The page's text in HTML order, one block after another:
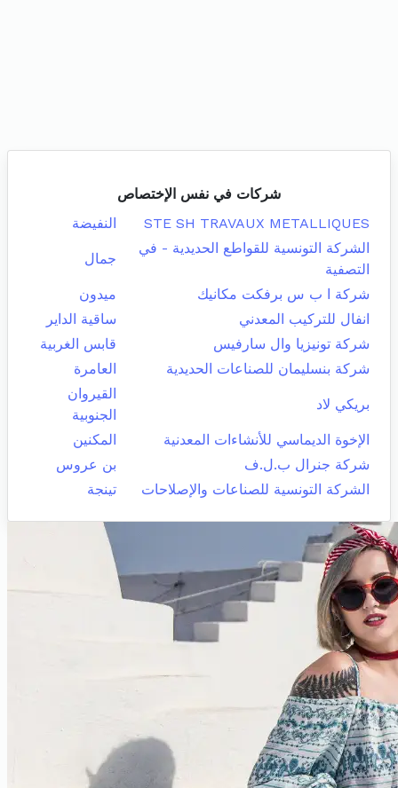
شركات في نفس الإختصاص
STE SH TRAVAUX METALLIQUES
النفيضة
الشركة التونسية للقواطع الحديدية - في
التصفية
جمال
شركة ا ب س برفكت مكانيك
ميدون
انفال للتركيب المعدني
ساقية الداير
شركة تونيزيا وال سارفيس
قابس الغربية
شركة بنسليمان للصناعات الحديدية
العامرة
بريكي لاد
القيروان
الجنوبية
الإخوة الديماسي للأنشاءات المعدنية
المكنين
شركة جنرال ب.ل.ف
بن عروس
الشركة التونسية للصناعات والإصلاحات
تينجة